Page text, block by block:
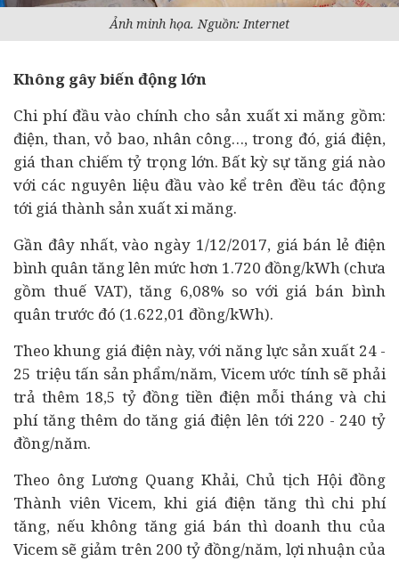
Ảnh minh họa. Nguồn: Internet
Không gây biến động lớn
Chi phí đầu vào chính cho sản xuất xi măng gồm:
điện, than, vỏ bao, nhân công…, trong đó, giá điện,
giá than chiếm tỷ trọng lớn. Bất kỳ sự tăng giá nào
với các nguyên liệu đầu vào kể trên đều tác động
tới giá thành sản xuất xi măng.
Gần đây nhất, vào ngày 1/12/2017, giá bán lẻ điện
bình quân tăng lên mức hơn 1.720 đồng/kWh (chưa
gồm thuế VAT), tăng 6,08% so với giá bán bình
quân trước đó (1.622,01 đồng/kWh).
Theo khung giá điện này, với năng lực sản xuất 24 -
25 triệu tấn sản phẩm/năm, Vicem ước tính sẽ phải
trả thêm 18,5 tỷ đồng tiền điện mỗi tháng và chi
phí tăng thêm do tăng giá điện lên tới 220 - 240 tỷ
đồng/năm.
Theo ông Lương Quang Khải, Chủ tịch Hội đồng
Thành viên Vicem, khi giá điện tăng thì chi phí
tăng, nếu không tăng giá bán thì doanh thu của
Vicem sẽ giảm trên 200 tỷ đồng/năm, lợi nhuận của